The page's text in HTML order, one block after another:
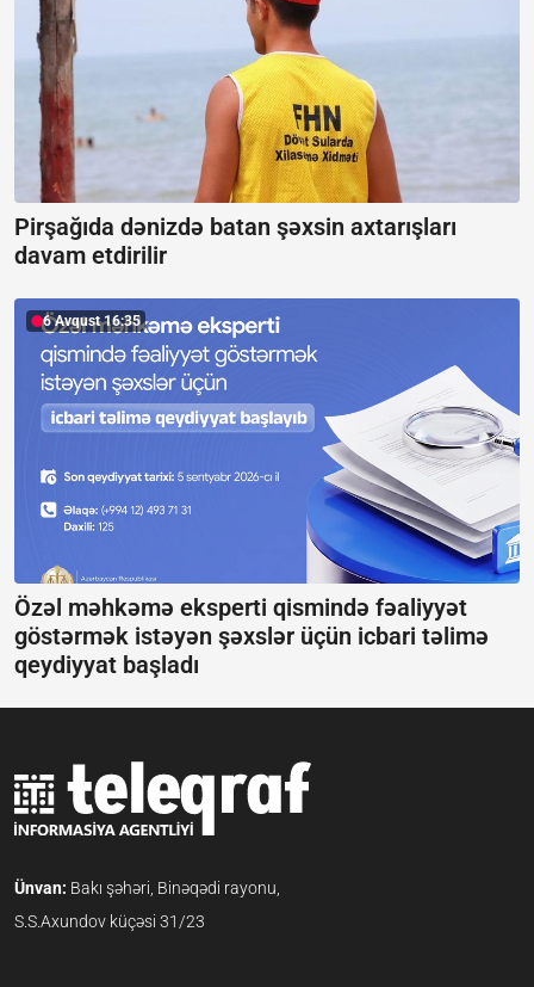
Pirşağıda dənizdə batan şəxsin axtarışları
davam etdirilir
6 Avqust 16:35
Özəl məhkəmə eksperti qismində fəaliyyət
göstərmək istəyən şəxslər üçün icbari təlimə
qeydiyyat başladı
Ünvan: Bakı şəhəri, Binəqədi rayonu,
S.S.Axundov küçəsi 31/23